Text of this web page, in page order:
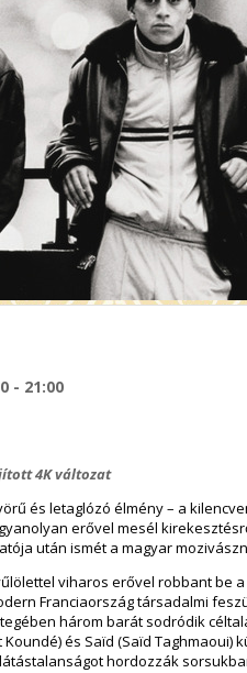
- 21:00
4K változat
és letaglózó élmény – a
erővel mesél
után ismét a magyar
viharos erővel robbant be
Franciaország társadalmi
három barát sodródik
Koundé) és Saïd (Saïd
hordozzák